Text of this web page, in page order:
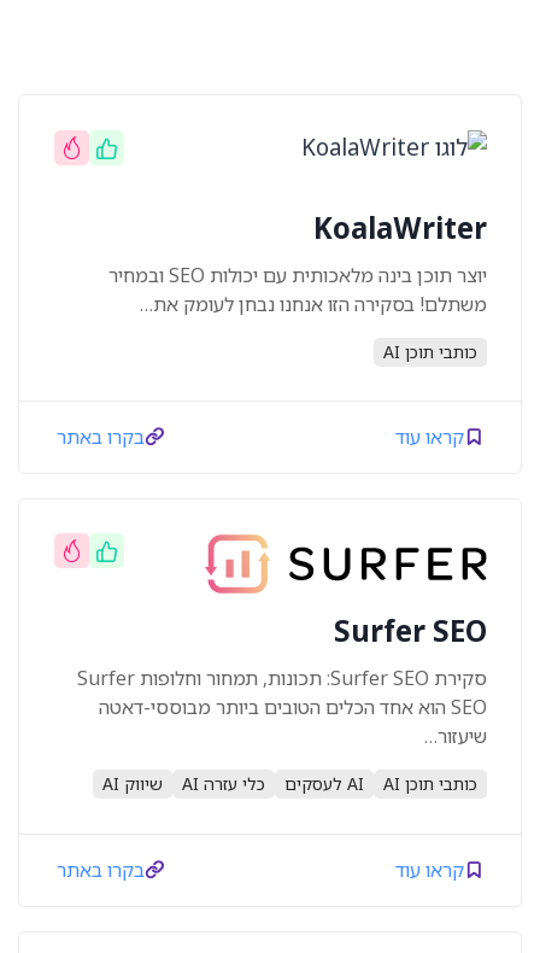
KoalaWriter
יוצר תוכן בינה מלאכותית עם יכולות SEO ובמחיר
משתלם! בסקירה הזו אנחנו נבחן לעומק את…
כותבי תוכן AI
קראו עוד בקרו באתר
Surfer SEO
סקירת Surfer SEO: תכונות, תמחור וחלופות Surfer
SEO הוא אחד הכלים הטובים ביותר מבוססי-דאטה
שיעזור…
כותבי תוכן AI AI לעסקים כלי עזרה AI שיווק AI
קראו עוד בקרו באתר